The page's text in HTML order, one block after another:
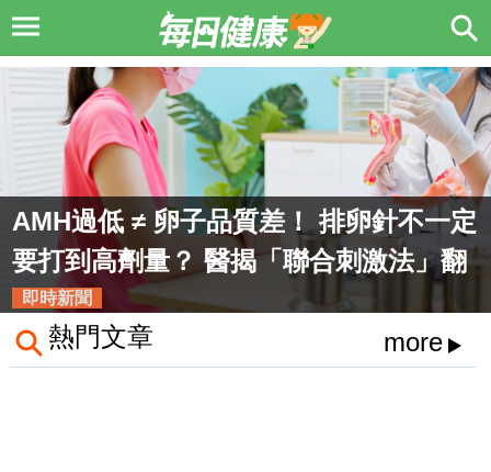
打瘦瘦筆竟能「預防失智」？ 百萬糖友
研究：semaglutide降阿茲海默風險最
高7成，醫揭關鍵機制
即時新聞
熱門文章 more